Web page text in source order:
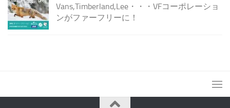
Vans,Timberland,Lee・・・VFコーポレーショ
ンがファーフリーに！